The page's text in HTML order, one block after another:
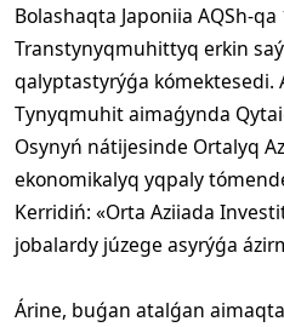
Bolashaqta Japoniia AQSh-
Transtynyqmuhittyq erkin
qalyptastyrýǵa kómektesedi.
Tynyqmuhit aimaǵynda
Osynyń nátijesinde Ortalyq
ekonomikalyq yqpaly
Kerridiń: «Orta Aziiada
jobalardy júzege asyrýǵa
Árine, buǵan atalǵan